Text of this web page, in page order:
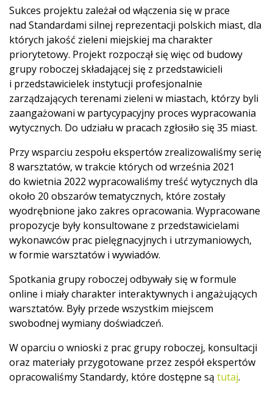
Sukces projektu zależał od włączenia się w prace
nad Standardami silnej reprezentacji polskich miast, dla
których jakość zieleni miejskiej ma charakter
priorytetowy. Projekt rozpoczął się więc od budowy
grupy roboczej składającej się z przedstawicieli
i przedstawicielek instytucji profesjonalnie
zarządzających terenami zieleni w miastach, którzy byli
zaangażowani w partycypacyjny proces wypracowania
wytycznych. Do udziału w pracach zgłosiło się 35 miast.
Przy wsparciu zespołu ekspertów zrealizowaliśmy serię
8 warsztatów, w trakcie których od września 2021
do kwietnia 2022 wypracowaliśmy treść wytycznych dla
około 20 obszarów tematycznych, które zostały
wyodrębnione jako zakres opracowania. Wypracowane
propozycje były konsultowane z przedstawicielami
wykonawców prac pielęgnacyjnych i utrzymaniowych,
w formie warsztatów i wywiadów.
Spotkania grupy roboczej odbywały się w formule
online i miały charakter interaktywnych i angażujących
warsztatów. Były przede wszystkim miejscem
swobodnej wymiany doświadczeń.
W oparciu o wnioski z prac grupy roboczej, konsultacji
oraz materiały przygotowane przez zespół ekspertów
opracowaliśmy Standardy, które dostępne są tutaj.